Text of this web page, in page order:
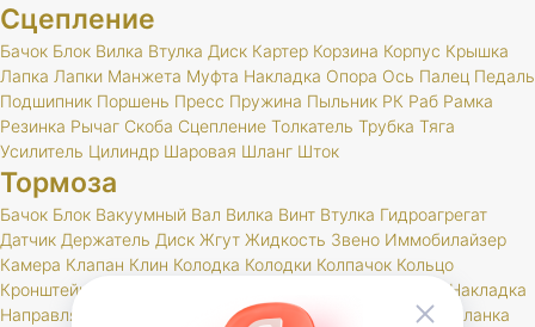
Сцепление
Бачок Блок Вилка Втулка Диск Картер Корзина Корпус Крышка
Лапка Лапки Манжета Муфта Накладка Опора Ось Палец Педаль
Подшипник Поршень Пресс Пружина Пыльник РК Раб Рамка
Резинка Рычаг Скоба Сцепление Толкатель Трубка Тяга
Усилитель Цилиндр Шаровая Шланг Шток
Тормоза
Бачок Блок Вакуумный Вал Вилка Винт Втулка Гидроагрегат
Датчик Держатель Диск Жгут Жидкость Звено Иммобилайзер
Камера Клапан Клин Колодка Колодки Колпачок Кольцо
Кронштейн
Накладка
Направляющая
Опора Опорный Педаль
Планка